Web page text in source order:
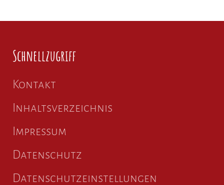
Schnellzugriff
Kontakt
Inhaltsverzeichnis
Impressum
Datenschutz
Datenschutzeinstellungen